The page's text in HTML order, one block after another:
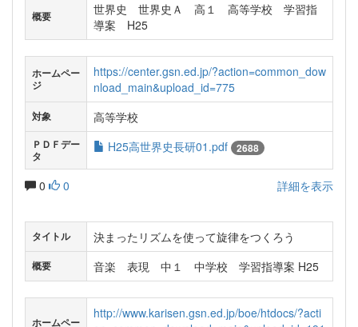
概要
世界史 世界史Ａ 高１ 高等学校 学習指
導案 H25
ホームペー
ジ
https://center.gsn.ed.jp/?action=common_dow
nload_main&upload_id=775
対象 高等学校
ＰＤＦデー
タ
H25高世界史長研01.pdf 2688
0 0 詳細を表示
タイトル 決まったリズムを使って旋律をつくろう
概要 音楽 表現 中１ 中学校 学習指導案 H25
ホームペー
http://www.karisen.gsn.ed.jp/boe/htdocs/?acti